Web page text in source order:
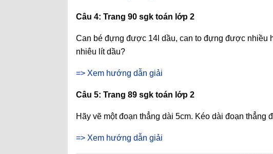
Câu 4: Trang 90 sgk toán lớp 2
Can bé đựng được 14l dầu, can to đựng được nhiều
nhiêu lít dầu?
=> Xem hướng dẫn giải
Câu 5: Trang 89 sgk toán lớp 2
Hãy vẽ một đoạn thẳng dài 5cm. Kéo dài đoạn thẳng
=> Xem hướng dẫn giải